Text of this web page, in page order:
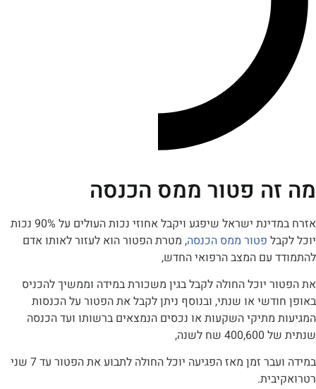
פטור ממס הכנסה
אזרח במדינת ישראל שיפגע ויקבל אחוזי נכות העולים על 90% נכות
פטור ממס הכנסה, מטרת הפטור הוא לעזור לאותו אדם
עם המצב הרפואי החדש,
יוכל החולה לקבל בגין משכורת במידה וממשיך להכניס
או שנתי, ובנוסף ניתן לקבל את הפטור על הכנסות
מתיקי השקעות או נכסים הנמצאים ברשותו ועד הכנסה
לשנה,
במידה ועבר זמן מאז הפגיעה יוכל החולה לתבוע את הפטור עד 7 שני